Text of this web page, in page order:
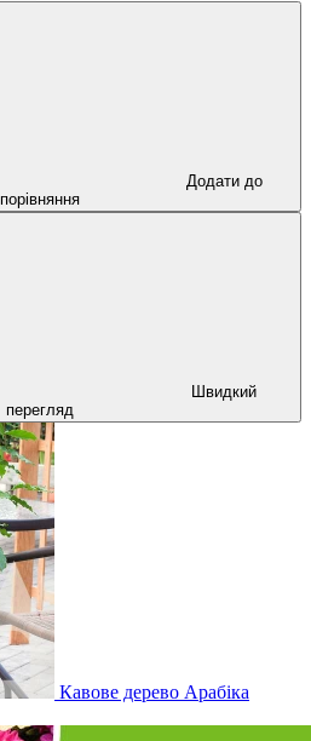
Додати до
порівняння
Швидкий
перегляд
Кавове дерево Арабіка